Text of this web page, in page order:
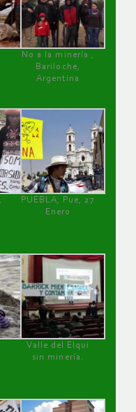
No a la minería ,
Bariloche,
Argentina
PUEBLA, Pue, 27
Enero
Valle del Elqui
sin minería.